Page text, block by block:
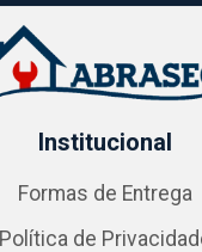
Institucional
Formas de Entrega
Política de